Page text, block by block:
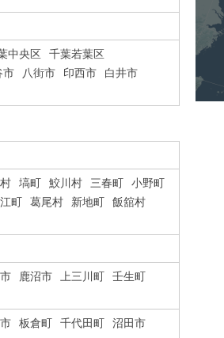
中央区
千葉若葉区
市 八街市 印西市
白井市
塙町 鮫川村 三春町
小野町
町 葛尾村 新地町
飯舘村
鹿沼市 上三川町
壬生町
板倉町 千代田町
沼田市